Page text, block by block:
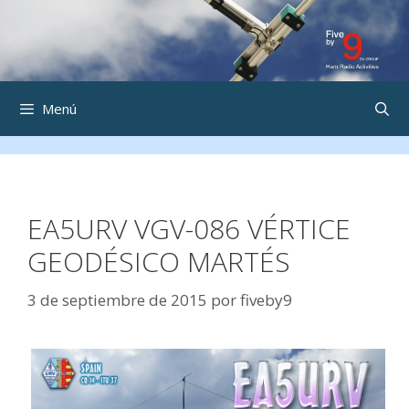
contenido
Menú
EA5URV VGV-086 VÉRTICE
GEODÉSICO MARTÉS
3 de septiembre de 2015 porfiveby9